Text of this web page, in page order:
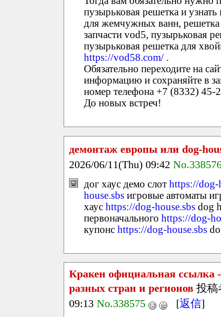
пузырьковая решетка и
для жемчужных ванн, решетка
запчасти vod5, пузырьковая
пузырьковая решетка для
https://vod58.com/ .
Обязательно переходите на
информацию и сохраняйте в
номер телефона +7 (8332) 45-
До новых встреч!
демонтаж европы или dog-
2026/06/11(Thu) 09:42
дог хаус демо слот https://dog-
house.sbs игровые автоматы
хаус https://dog-house.sbs dog
первоначального https://dog-
купонс https://dog-house.sbs
Кракен официальная ссылка
разных стран и регионов 投稿
09:13 No.338575 [返信]